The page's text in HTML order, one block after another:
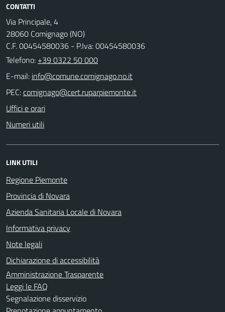
CONTATTI
Via Principale, 4
28060 Comignago (NO)
C.F. 00454580036 - P.Iva: 00454580036
Telefono: +39 0322 50 000
E-mail:
PEC:
Uffici e orari
Numeri utili
LINK UTILI
Regione Piemonte
Provincia di Novara
Azienda Sanitaria Locale di Novara
Informativa privacy
Note legali
Dichiarazione di accessibilità
Amministrazione Trasparente
Leggi le FAQ
Segnalazione disservizio